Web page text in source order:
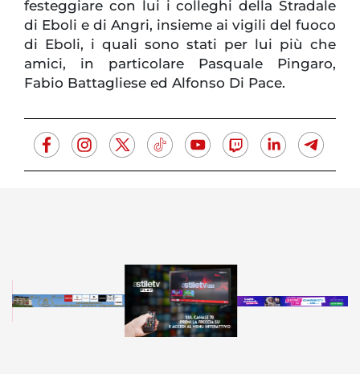
festeggiare con lui i colleghi della Stradale
di Eboli e di Angri, insieme ai vigili del fuoco
di Eboli, i quali sono stati per lui più che
amici, in particolare Pasquale Pingaro,
Fabio Battagliese ed Alfonso Di Pace.